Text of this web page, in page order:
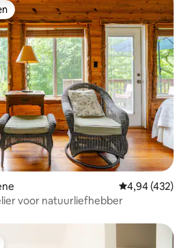
Gemiddelde
4,94 (432)
voor natuurliefhebber